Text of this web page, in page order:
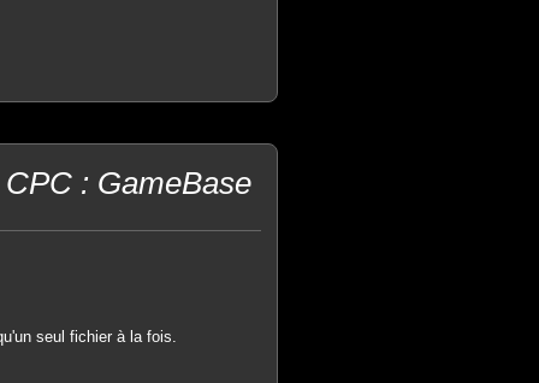
: GameBase
seul fichier à la fois.